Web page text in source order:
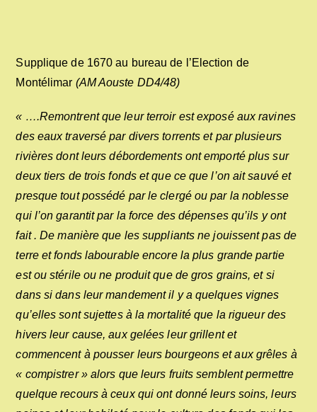
Supplique de 1670 au bureau de l’Election de
Montélimar (AM Aouste DD4/48)
« ….Remontrent que leur terroir est exposé aux ravines
des eaux traversé par divers torrents et par plusieurs
rivières dont leurs débordements ont emporté plus sur
deux tiers de trois fonds et que ce que l’on ait sauvé et
presque tout possédé par le clergé ou par la noblesse
qui l’on garantit par la force des dépenses qu’ils y ont
fait . De manière que les suppliants ne jouissent pas de
terre et fonds labourable encore la plus grande partie
est ou stérile ou ne produit que de gros grains, et si
dans si dans leur mandement il y a quelques vignes
qu’elles sont sujettes à la mortalité que la rigueur des
hivers leur cause, aux gelées leur grillent et
commencent à pousser leurs bourgeons et aux grêles à
« compistrer » alors que leurs fruits semblent permettre
quelque recours à ceux qui ont donné leurs soins, leurs